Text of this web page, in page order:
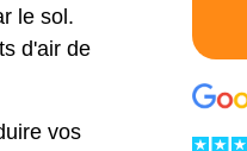
le sol.
d'air de
vos